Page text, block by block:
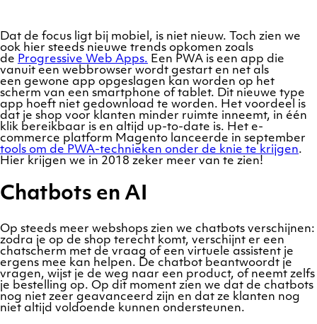
Dat de focus ligt bij mobiel, is niet nieuw. Toch zien we
ook hier steeds nieuwe trends opkomen zoals
de Progressive Web Apps. Een PWA is een app die
vanuit een webbrowser wordt gestart en net als
een gewone app opgeslagen kan worden op het
scherm van een smartphone of tablet. Dit nieuwe type
app hoeft niet gedownload te worden. Het voordeel is
dat je shop voor klanten minder ruimte inneemt, in één
klik bereikbaar is en altijd up-to-date is. Het e-
commerce platform Magento lanceerde in september
tools om de PWA-technieken onder de knie te krijgen.
Hier krijgen we in 2018 zeker meer van te zien!
Chatbots en AI
Op steeds meer webshops zien we chatbots verschijnen:
zodra je op de shop terecht komt, verschijnt er een
chatscherm met de vraag of een virtuele assistent je
ergens mee kan helpen. De chatbot beantwoordt je
vragen, wijst je de weg naar een product, of neemt zelfs
je bestelling op. Op dit moment zien we dat de chatbots
nog niet zeer geavanceerd zijn en dat ze klanten nog
niet altijd voldoende kunnen ondersteunen.